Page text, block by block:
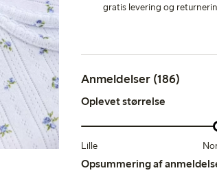
gratis levering og
Anmeldelser (186)
Oplevet størrelse
Lille
Opsummering af